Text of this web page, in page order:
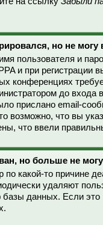
но не могу
пользователя и
и при регистрации
конференциях
до
прислано email-
возможно, что вы
что ввели
но больше не
по какой-то причине
удаляют
данных. Если это